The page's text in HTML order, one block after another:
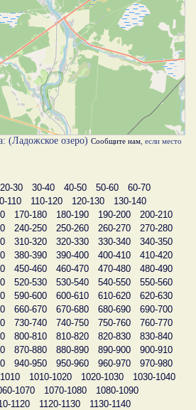
(Ладожское озеро) Сообщите нам , если место
20-30 30-40 40-50 50-60
60-70
110 110-120 120-130
130-140
170-180 180-190 190-200
200-210
240-250 250-260 260-270
270-280
310-320 320-330 330-340
340-350
380-390 390-400 400-410
410-420
450-460 460-470 470-480
480-490
520-530 530-540 540-550
550-560
590-600 600-610 610-620
620-630
660-670 670-680 680-690
690-700
730-740 740-750 750-760
760-770
800-810 810-820 820-830
830-840
870-880 880-890 890-900
900-910
940-950 950-960 960-970
970-980
1010-1020 1020-1030
1030-1040
1070 1070-1080
1080-1090
1120 1120-1130
1130-1140